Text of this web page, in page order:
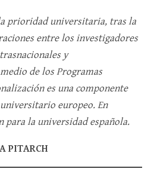
prioridad universitaria, tras la
entre los investigadores
y
de los Programas
es una componente
europeo. En
para la universidad española.
PITARCH